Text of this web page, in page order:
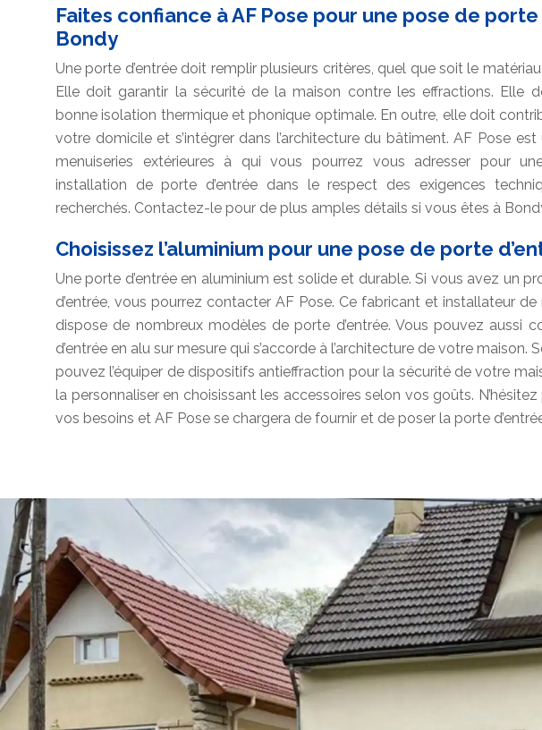
Faites confiance à AF Pose pour une pose de porte
Bondy
Une porte d’entrée doit remplir plusieurs critères, quel que soit le
Elle doit garantir la sécurité de la maison contre les effractions. Elle
bonne isolation thermique et phonique optimale. En outre, elle doit
votre domicile et s’intégrer dans l’architecture du bâtiment. AF Pose
menuiseries extérieures à qui vous pourrez vous adresser pour
installation de porte d’entrée dans le respect des exigences
recherchés. Contactez-le pour de plus amples détails si vous êtes à
Choisissez l’aluminium pour une pose de porte
Une porte d’entrée en aluminium est solide et durable. Si vous avez un
d’entrée, vous pourrez contacter AF Pose. Ce fabricant et installateur de
dispose de nombreux modèles de porte d’entrée. Vous pouvez aussi
d’entrée en alu sur mesure qui s’accorde à l’architecture de votre maison.
pouvez l’équiper de dispositifs antieffraction pour la sécurité de votre
la personnaliser en choisissant les accessoires selon vos goûts.
vos besoins et AF Pose se chargera de fournir et de poser la porte